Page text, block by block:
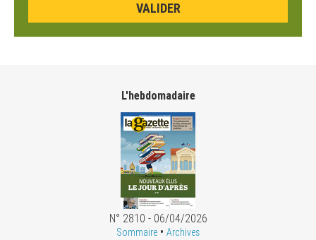
L'hebdomadaire
N° 2810 - 06/04/2026
Sommaire • Archives